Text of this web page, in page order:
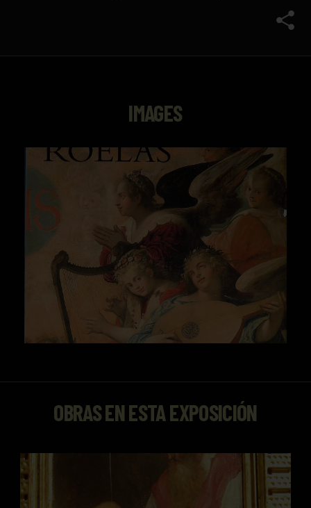
IMAGES
OBRAS EN ESTA EXPOSICIÓN
Entrega de los panes de la proposición